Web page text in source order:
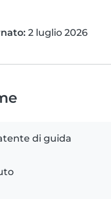
2 luglio 2026
di guida